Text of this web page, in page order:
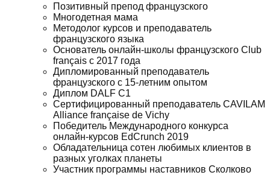
Позитивный препод французского
Многодетная мама
Методолог курсов и преподаватель
французского языка
Основатель онлайн-школы французского Club
français с 2017 года
Дипломированный преподаватель
французского с 15-летним опытом
Диплом DALF С1
Сертифицированный преподаватель CAVILAM
Alliance française de Vichy
Победитель Международного конкурса
онлайн-курсов EdCrunch 2019
Обладательница сотен любимых клиентов в
разных уголках планеты
Участник программы наставников Сколково